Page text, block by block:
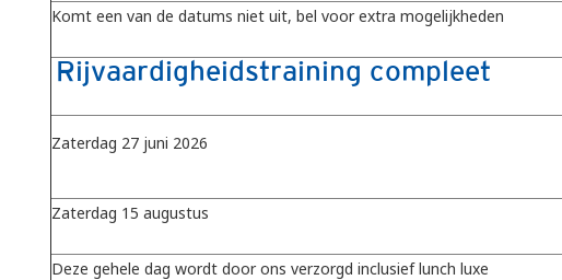
Komt een van de datums niet uit, bel voor extra mogelijkheden
Rijvaardigheidstraining compleet
Zaterdag 27 juni 2026
Zaterdag 15 augustus
Deze gehele dag wordt door ons verzorgd inclusief lunch luxe